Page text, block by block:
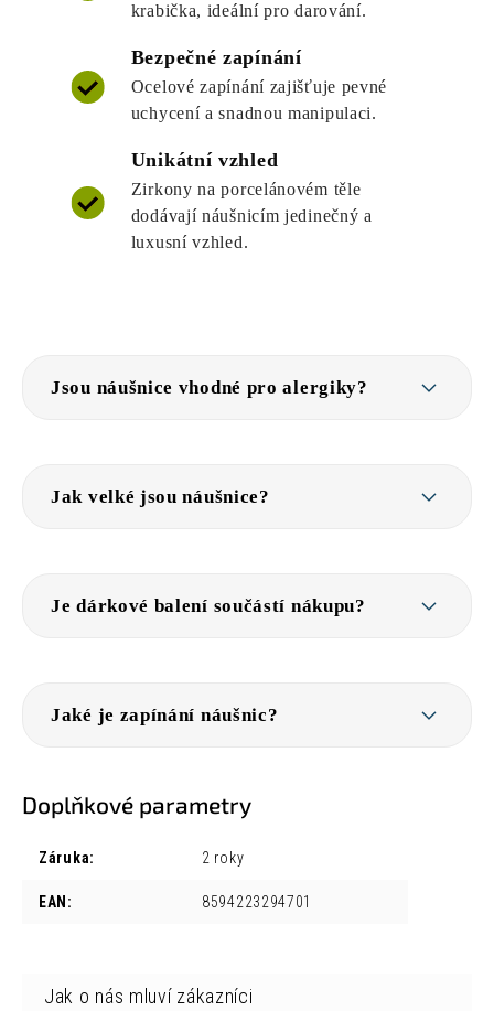
krabička, ideální pro darování.
Bezpečné zapínání
Ocelové zapínání zajišťuje pevné
uchycení a snadnou manipulaci.
Unikátní vzhled
Zirkony na porcelánovém těle
dodávají náušnicím jedinečný a
luxusní vzhled.
Jsou náušnice vhodné pro alergiky?
Jak velké jsou náušnice?
Je dárkové balení součástí nákupu?
Jaké je zapínání náušnic?
Doplňkové parametry
Záruka: 2 roky
EAN : 8594223294701